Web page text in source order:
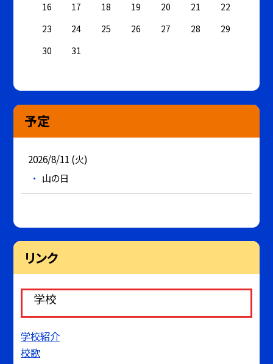
16
17 18 19 20 21
22
23
24 25 26 27 28
29
30
31
予定
2026/8/11 (火)
山の日
リンク
学校
学校紹介
校歌